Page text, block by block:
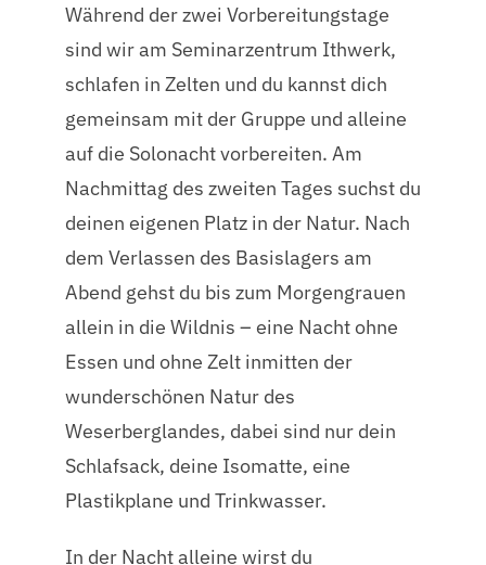
Während der zwei Vorbereitungstage
sind wir am Seminarzentrum Ithwerk,
schlafen in Zelten und du kannst dich
gemeinsam mit der Gruppe und alleine
auf die Solonacht vorbereiten. Am
Nachmittag des zweiten Tages suchst du
deinen eigenen Platz in der Natur. Nach
dem Verlassen des Basislagers am
Abend gehst du bis zum Morgengrauen
allein in die Wildnis – eine Nacht ohne
Essen und ohne Zelt inmitten der
wunderschönen Natur des
Weserberglandes, dabei sind nur dein
Schlafsack, deine Isomatte, eine
Plastikplane und Trinkwasser.
In der Nacht alleine wirst du